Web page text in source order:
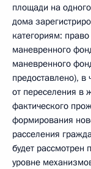
площади на
дома
категориям:
маневренного
маневренного
предоставлено), в
от переселения в
фактического
формирования
расселения
будет рассмотрен
уровне